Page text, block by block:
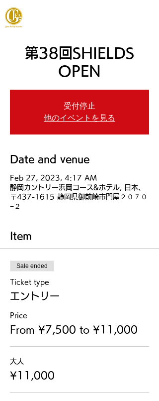
第38回SHIELDS
OPEN
受付停止
他のイベントを見る
Date and venue
Feb 27, 2023, 4:17 AM
静岡カントリー浜岡コース&ホテル, 日本、
〒437-1615 静岡県御前崎市門屋２０７０
−２
Item
Sale ended
Ticket type
エントリー
Price
From ¥7,500 to ¥11,000
大人
¥11,000